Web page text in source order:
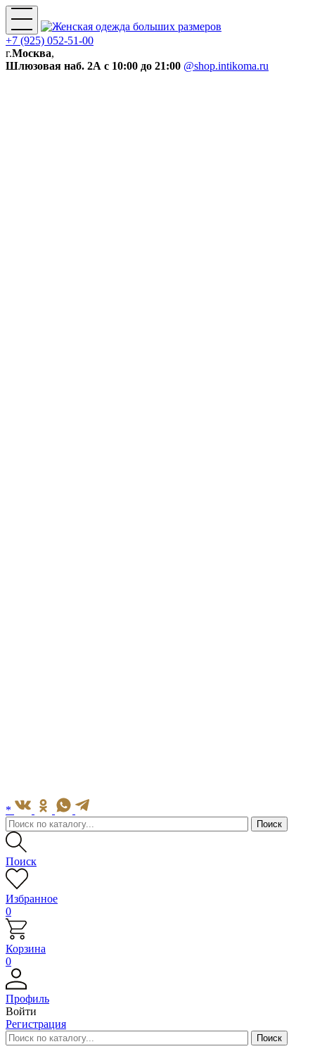
+7 (925) 052-51-00
г.Москва,
Шлюзовая наб. 2А с 10:00 до 21:00 @shop.intikoma.ru
*
Поиск
Избранное
0
Корзина
0
Профиль
Войти
Регистрация